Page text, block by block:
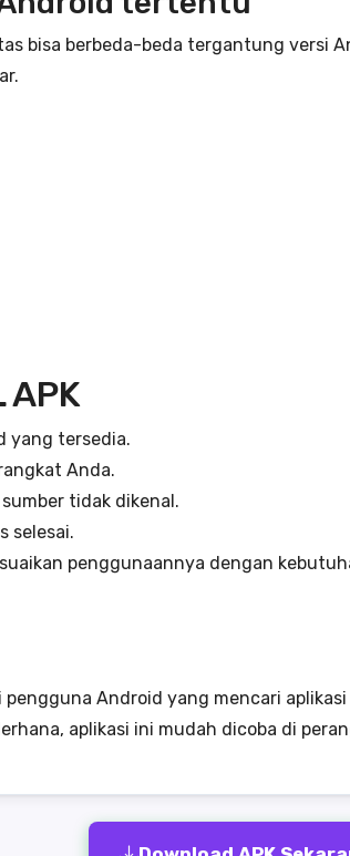
bisa berbeda-beda tergantung versi
yang tersedia.
Anda.
tidak dikenal.
selesai.
penggunaannya dengan
pengguna Android yang mencari
aplikasi ini mudah dicoba di